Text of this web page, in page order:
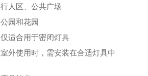
行人区、公共广场
公园和花园
仅适合用于密闭灯具
室外使用时，需安装在合适灯具中